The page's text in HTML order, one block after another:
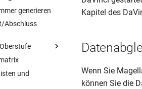
generieren
Abschluss
und
Kapitel des
Wenn Sie
können Sie die